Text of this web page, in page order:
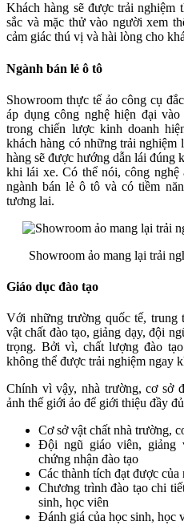
Khách hàng sẽ được trải nghiệm
sắc và mặc thử vào người xem
cảm giác thú vị và hài lòng cho
Ngành bán lẻ ô tô
Showroom thực tế ảo công cụ
áp dụng công nghệ hiện đại
trong chiến lược kinh doanh
khách hàng có những trải
hàng sẽ được hướng dẫn lái đúng
khi lái xe. Có thể nói, công
ngành bán lẻ ô tô và có tiềm
tương lai.
Showroom ảo mang lại trải
Giáo dục đào tạo
Với những trường quốc tế, trung
vật chất đào tạo, giảng dạy, đội
trọng. Bởi vì, chất lượng đào
không thể được trải nghiệm ngay
Chính vì vậy, nhà trường, cơ sở
ảnh thế giới ảo để giới thiệu đầy
Cơ sở vật chất nhà trường,
Đội ngũ giáo viên, giảng
chứng nhận đào tạo
Các thành tích đạt được
Chương trình đào tạo chi
sinh, học viên
Đánh giá của học sinh, học